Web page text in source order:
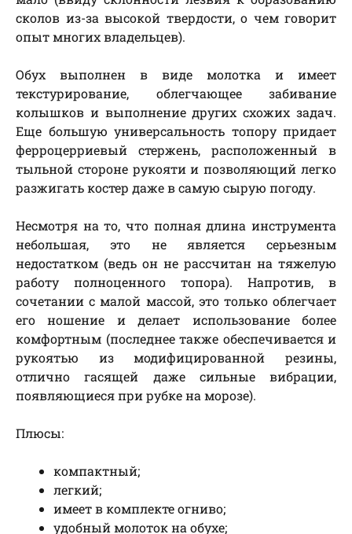
сколов из-за высокой твердости, о чем говорит
опыт многих владельцев).
Обух выполнен в виде молотка и имеет
текстурирование, облегчающее забивание
колышков и выполнение других схожих задач.
Еще большую универсальность топору придает
ферроцерриевый стержень, расположенный в
тыльной стороне рукояти и позволяющий легко
разжигать костер даже в самую сырую погоду.
Несмотря на то, что полная длина инструмента
небольшая, это не является серьезным
недостатком (ведь он не рассчитан на тяжелую
работу полноценного топора). Напротив, в
сочетании с малой массой, это только облегчает
его ношение и делает использование более
комфортным (последнее также обеспечивается и
рукоятью из модифицированной резины,
отлично гасящей даже сильные вибрации,
появляющиеся при рубке на морозе).
Плюсы:
компактный;
легкий;
имеет в комплекте огниво;
удобный молоток на обухе;